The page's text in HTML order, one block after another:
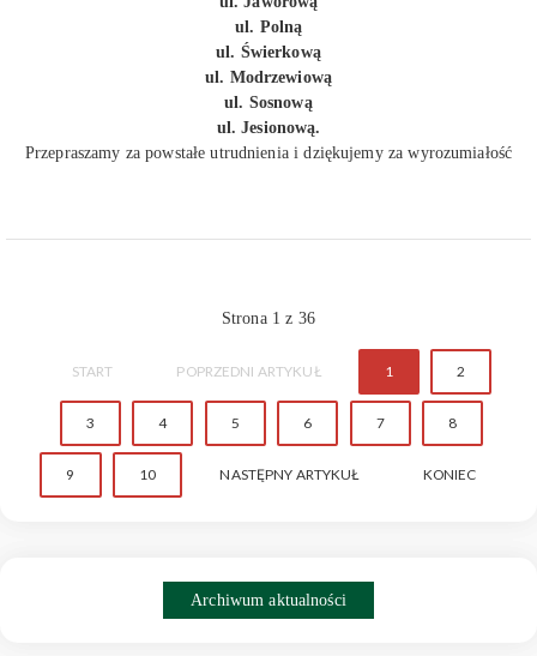
ul. Polną
ul. Świerkową
ul. Modrzewiową
ul. Sosnową
ul. Jesionową.
Przepraszamy za powstałe utrudnienia i dziękujemy za wyrozumiałość
Strona 1 z 36
START POPRZEDNI ARTYKUŁ 1 2
3 4 5 6 7 8
9 10 NASTĘPNY ARTYKUŁ KONIEC
Archiwum aktualności